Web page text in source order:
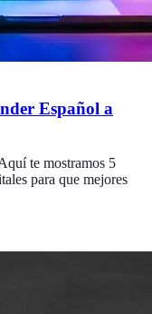
Español a
te mostramos 5
para que mejores